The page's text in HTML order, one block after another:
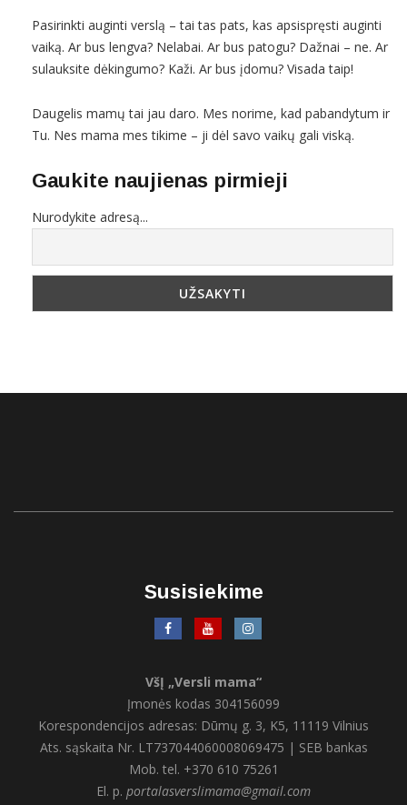
Pasirinkti auginti verslą – tai tas pats, kas apsispręsti auginti
vaiką. Ar bus lengva? Nelabai. Ar bus patogu? Dažnai – ne. Ar
sulauksite dėkingumo? Kaži. Ar bus įdomu? Visada taip!
Daugelis mamų tai jau daro. Mes norime, kad pabandytum ir
Tu. Nes mama mes tikime – ji dėl savo vaikų gali viską.
Gaukite naujienas pirmieji
Nurodykite adresą...
Susisiekime
VšĮ „Versli mama“
Įmonės kodas 304156099
Korespondencijos adresas: Dūmų g. 3, K5, 11119 Vilnius
Ats. sąskaita Nr. LT737044060008069475 | SEB bankas
Mob. tel. +370 610 75261
El. p. portalasverslimama@gmail.com